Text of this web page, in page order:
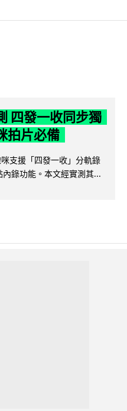
四發一收同步獨
拍片必備
支援「四發一收」分軌錄
錄功能。本文經實測其...